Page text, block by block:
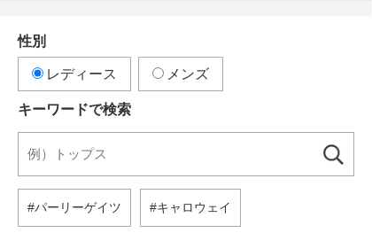
性別
レディース メンズ
キーワードで検索
パーリーゲイツ キャロウェイ